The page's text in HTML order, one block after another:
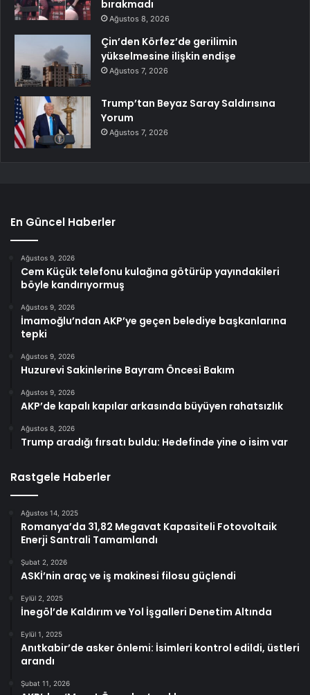
bırakmadı
Ağustos 8, 2026
Çin’den Körfez’de gerilimin
yükselmesine ilişkin endişe
Ağustos 7, 2026
Trump’tan Beyaz Saray Saldırısına
Yorum
Ağustos 7, 2026
En Güncel Haberler
Ağustos 9, 2026
Cem Küçük telefonu kulağına götürüp yayındakileri
böyle kandırıyormuş
Ağustos 9, 2026
İmamoğlu’ndan AKP’ye geçen belediye başkanlarına
tepki
Ağustos 9, 2026
Huzurevi Sakinlerine Bayram Öncesi Bakım
Ağustos 9, 2026
AKP’de kapalı kapılar arkasında büyüyen rahatsızlık
Ağustos 8, 2026
Trump aradığı fırsatı buldu: Hedefinde yine o isim var
Rastgele Haberler
Ağustos 14, 2025
Romanya’da 31,82 Megavat Kapasiteli Fotovoltaik
Enerji Santrali Tamamlandı
Şubat 2, 2026
ASKİ’nin araç ve iş makinesi filosu güçlendi
Eylül 2, 2025
İnegöl’de Kaldırım ve Yol İşgalleri Denetim Altında
Eylül 1, 2025
Anıtkabir’de asker önlemi: İsimleri kontrol edildi, üstleri
arandı
Şubat 11, 2026